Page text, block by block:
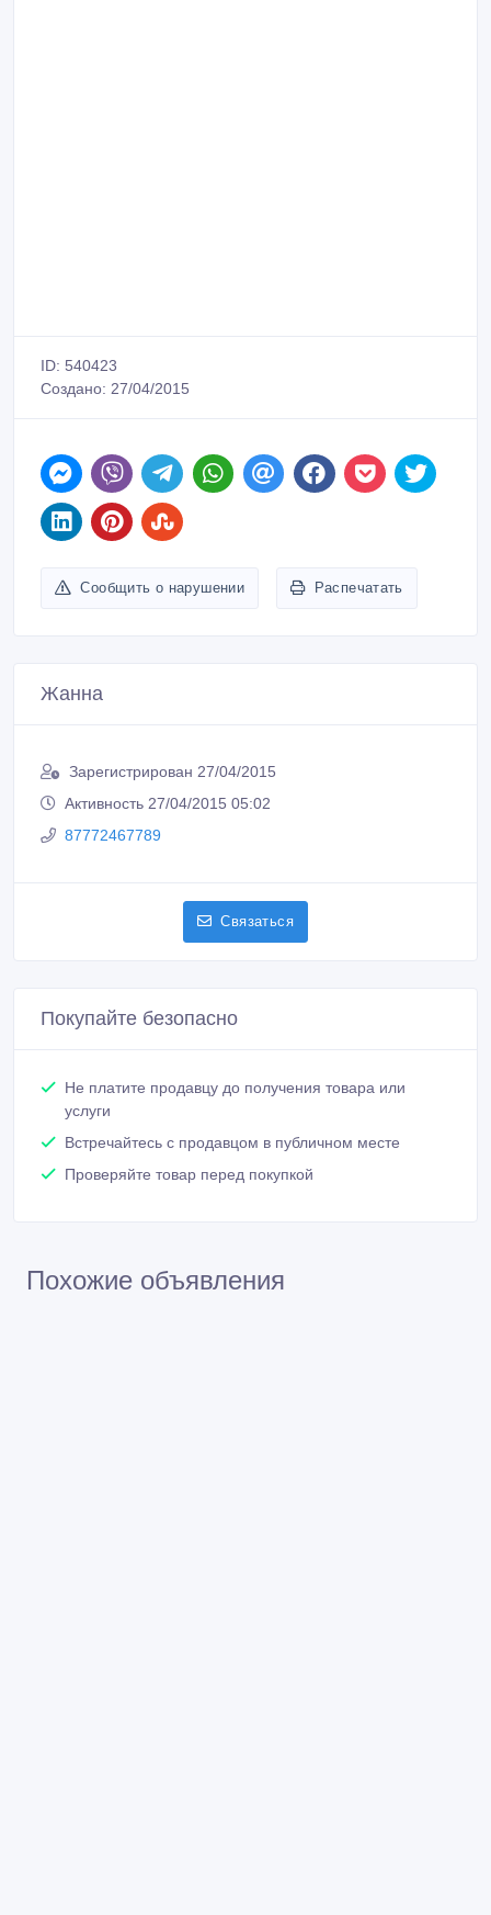
ID: 540423
Создано: 27/04/2015
Сообщить о нарушении Распечатать
Жанна
Зарегистрирован 27/04/2015
Активность 27/04/2015 05:02
87772467789
Связаться
Покупайте безопасно
Не платите продавцу до получения товара или
услуги
Встречайтесь с продавцом в публичном месте
Проверяйте товар перед покупкой
Похожие объявления